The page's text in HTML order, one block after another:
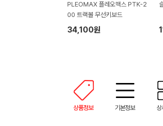
PLEOMAX 플레오맥스 PTK-2
00 트랙볼 무선키보드
34,100원
상품정보 기본정보 상